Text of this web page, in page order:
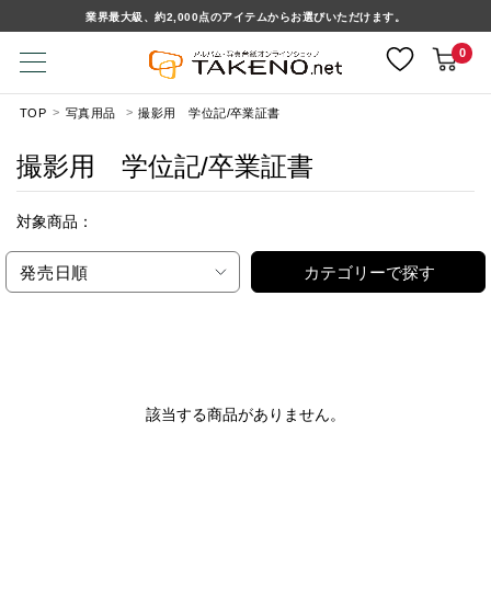
業界最大級、約2,000点のアイテムからお選びいただけます。
0
TOP 写真用品 撮影用 学位記/卒業証書
撮影用 学位記/卒業証書
対象商品：
発売日順 カテゴリーで探す
該当する商品がありません。